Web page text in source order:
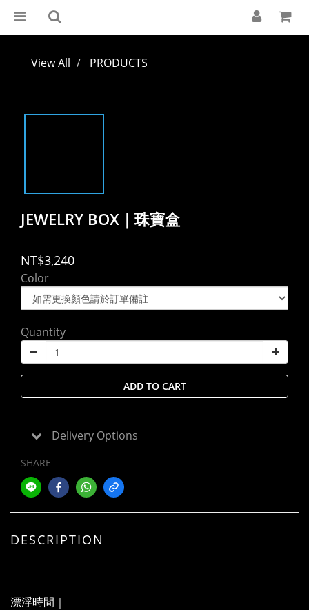
View All PRODUCTS
JEWELRY BOX｜珠寶盒
NT$3,240
Color
Quantity
ADD TO CART
Delivery Options
SHARE
DESCRIPTION
漂浮時間｜